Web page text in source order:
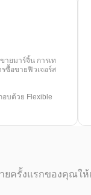
ายมาร์จิ้น การเท
ซื้อขายฟิวเจอร์ส
บด้วย Flexible
ครั้งแรกของคุณใ